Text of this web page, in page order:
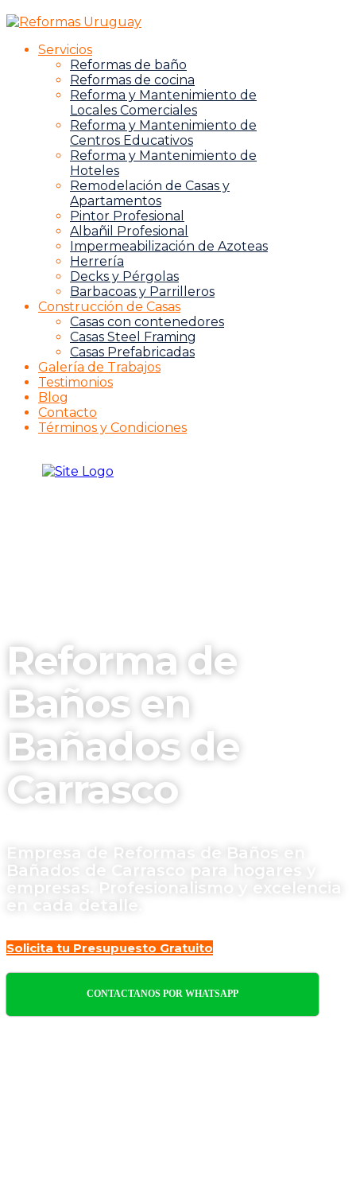
Servicios
Reformas de baño
Reformas de cocina
Reforma y Mantenimiento de
Locales Comerciales
Reforma y Mantenimiento de
Centros Educativos
Reforma y Mantenimiento de
Hoteles
Remodelación de Casas y
Apartamentos
Pintor Profesional
Albañil Profesional
Impermeabilización de Azoteas
Herrería
Decks y Pérgolas
Barbacoas y Parrilleros
Construcción de Casas
Casas con contenedores
Casas Steel Framing
Casas Prefabricadas
Galería de Trabajos
Testimonios
Blog
Contacto
Términos y Condiciones
Reforma de
Baños en
Bañados de
Carrasco
Empresa de Reformas de Baños en
Bañados de Carrasco para hogares y
empresas. Profesionalismo y excelencia
en cada detalle.
Solicita tu Presupuesto Gratuito
CONTACTANOS POR WHATSAPP